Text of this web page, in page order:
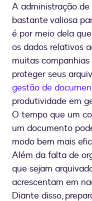
A administração
bastante valiosa
é por meio dela
os dados relativos
muitas
proteger seus
gestão de
produtividade em
O tempo que um
um documento
modo bem mais
Além da falta de
que sejam
acrescentam em
Diante disso,